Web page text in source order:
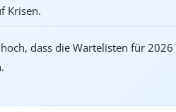
Krisen.
dass die Wartelisten für